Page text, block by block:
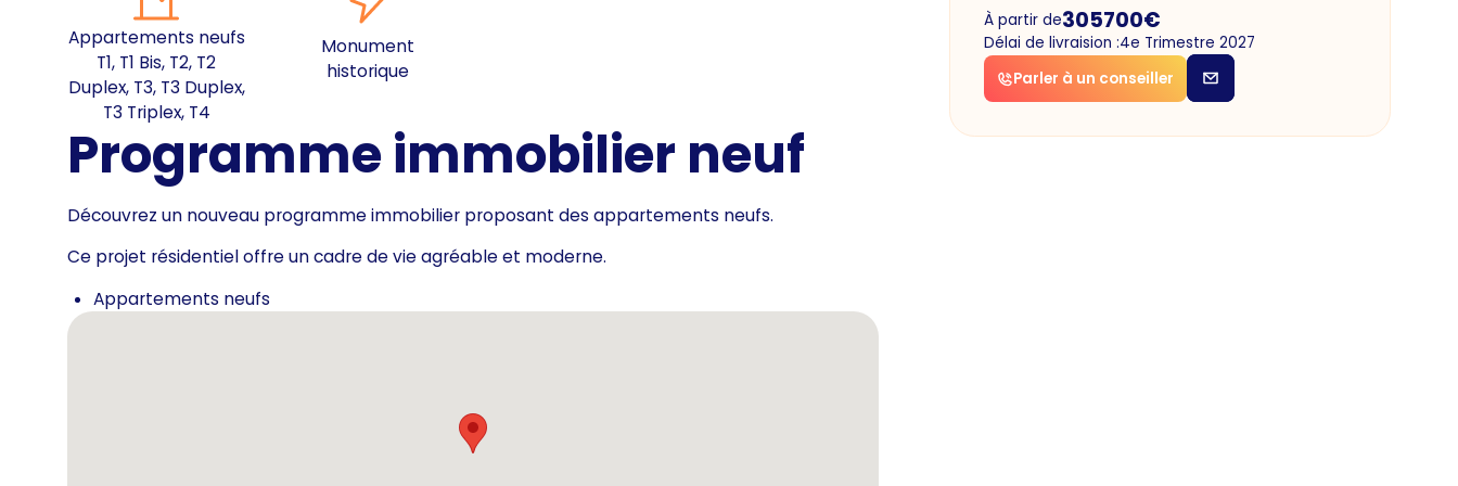
Appartements neufs
T1, T1 Bis, T2, T2
Duplex, T3, T3 Duplex,
T3 Triplex, T4
Monument
historique
Programme immobilier neuf
Découvrez un nouveau programme immobilier proposant des appartements neufs.
Ce projet résidentiel offre un cadre de vie agréable et moderne.
Appartements neufs
À partir de305700€
Délai de livraision :4e Trimestre 2027
Parler à un conseiller